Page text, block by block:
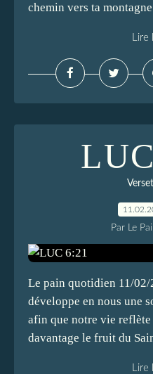
chemin vers ta
Lire
Par Le
Le pain quotidien 11/02/
développe en nous une
afin que notre vie reflète
davantage le fruit du
Lire